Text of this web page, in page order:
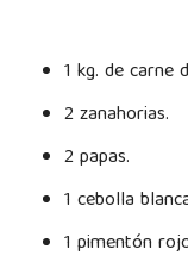
1 kg. de
2 zanahorias.
2 papas.
1 cebolla
1 pimentón